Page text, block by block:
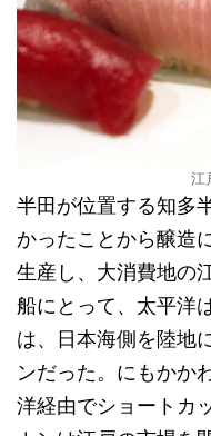
江
半田が位置する知多
かったことから醸造
生産し、大消費地の
船にとって、太平洋
は、日本海側を陸地
ンだった。にもかか
洋経由でショートカ